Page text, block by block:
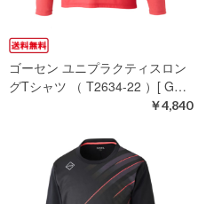
ゴーセン ユニプラクティスロン
グTシャツ （ T2634-22 ）[ G…
￥4,840